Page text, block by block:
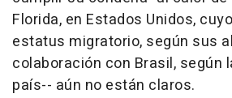
Florida, en Estados Unidos,
estatus migratorio, según sus
colaboración con Brasil, según
país-- aún no están claros.